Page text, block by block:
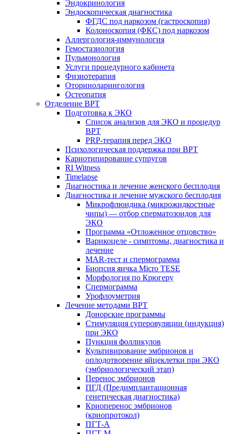
Эндокринология
Эндоскопическая диагностика
ФГДС под наркозом (гастроскопия)
Колоноскопия (ФКС) под наркозом
Аллергология-иммунология
Гемостазиология
Пульмонология
Услуги процедурного кабинета
Физиотерапия
Оториноларингология
Остеопатия
Отделение ВРТ
Подготовка к ЭКО
Список анализов для ЭКО и процедур
ВРТ
PRP-терапия перед ЭКО
Психологическая поддержка при ВРТ
Кариотипирование супругов
RI Witness
Timelapse
Диагностика и лечение женского бесплодия
Диагностика и лечение мужского бесплодия
Микрофлюидика (микрожидкостные
чипы) — отбор сперматозоидов для
ЭКО
Программа «Отложенное отцовство»
Варикоцеле - симптомы, диагностика и
лечение
MAR-тест и спермограмма
Биопсия яичка Micro TESE
Морфология по Крюгеру
Спермограмма
Урофлоуметрия
Лечение методами ВРТ
Донорские программы
Стимуляция суперовуляции (индукция)
при ЭКО
Пункция фолликулов
Культивирование эмбрионов и
оплодотворение яйцеклетки при ЭКО
(эмбриологический этап)
Перенос эмбрионов
ПГД (Предимплантационная
генетическая диагностика)
Криоперенос эмбрионов
(криопротокол)
ПГТ-А